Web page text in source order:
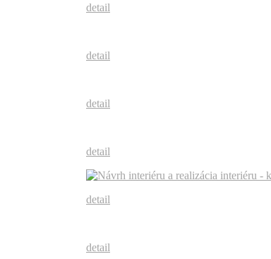
detail
detail
detail
detail
detail
detail